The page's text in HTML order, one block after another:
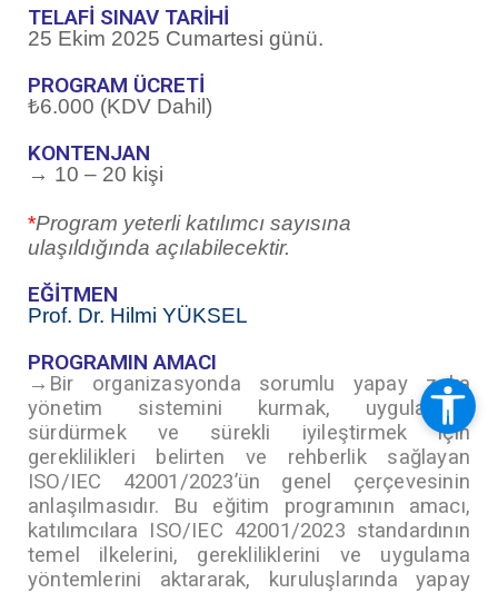
TELAFİ SINAV TARİHİ
25 Ekim 2025 Cumartesi günü.
PROGRAM ÜCRETİ
₺6.000 (KDV Dahil)
KONTENJAN
→ 10 – 20 kişi
*Program yeterli katılımcı sayısına
ulaşıldığında açılabilecektir.
EĞİTMEN
Prof. Dr. Hilmi YÜKSEL
PROGRAMIN AMACI
→ Bir organizasyonda sorumlu yapay zeka
yönetim sistemini kurmak, uygulamak,
sürdürmek ve sürekli iyileştirmek için
gereklilikleri belirten ve rehberlik sağlayan
ISO/IEC 42001/2023’ün genel çerçevesinin
anlaşılmasıdır. Bu eğitim programının amacı,
katılımcılara ISO/IEC 42001/2023 standardının
temel ilkelerini, gerekliliklerini ve uygulama
yöntemlerini aktararak, kuruluşlarında yapay